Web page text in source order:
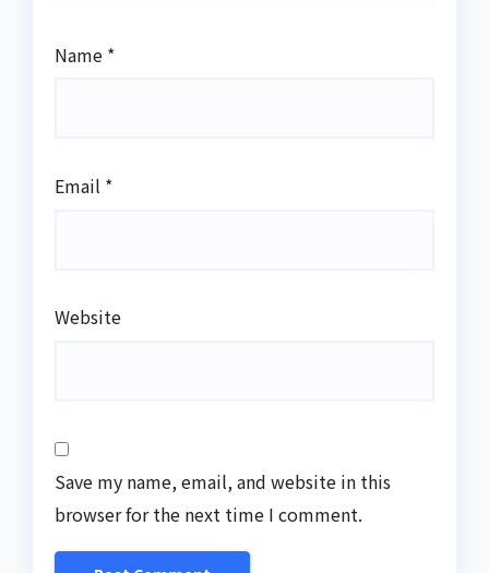
Name *
Email *
Website
Save my name, email, and website in this
browser for the next time I comment.